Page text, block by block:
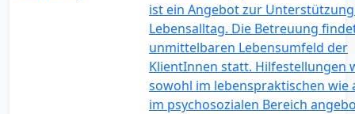
ist ein Angebot zur
Lebensalltag. Die Betreuung
unmittelbaren Lebensumfeld der
KlientInnen statt. Hilfestellungen
sowohl im lebenspraktischen wie
im psychosozialen Bereich